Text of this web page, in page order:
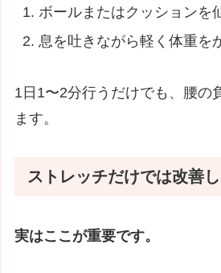
ボールまたはクッションを
息を吐きながら軽く体重を
1日1〜2分行うだけでも、腰の
ます。
ストレッチだけでは改善
実はここが重要です。